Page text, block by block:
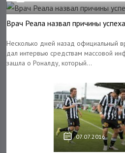
Врач Реала назвал причины
Несколько дней назад официальный
дал интервью средствам массовой
зашла о Роналду, который...
07.07.2016